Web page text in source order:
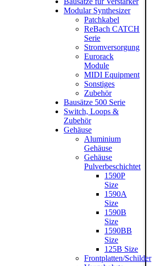
Modular Synthesizer
Patchkabel
ReBach CATCH
Serie
Stromversorgung
Eurorack
Module
MIDI Equipment
Sonstiges
Zubehör
Bausätze 500 Serie
Switch, Loops &
Zubehör
Gehäuse
Aluminium
Gehäuse
Gehäuse
Pulverbeschichtet
1590P
Size
1590A
Size
1590B
Size
1590BB
Size
125B Size
Frontplatten/Schilder